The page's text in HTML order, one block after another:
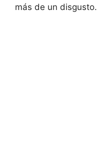
más de un disgusto.